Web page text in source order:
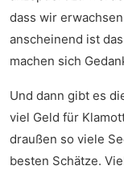
dass wir
anscheinend ist
machen sich
Und dann gibt es
viel Geld für
draußen so viele
besten Schätze.